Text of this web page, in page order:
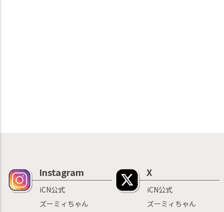
Instagram
iCN公式
ズーミィちゃん
X
iCN公式
ズーミィちゃん